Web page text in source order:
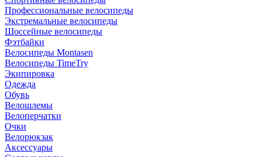
Профессиональные велосипеды
Экстремальные велосипеды
Шоссейные велосипеды
Фэтбайки
Велосипеды Montasen
Велосипеды TimeTry
Экипировка
Одежда
Обувь
Велошлемы
Велоперчатки
Очки
Велорюкзак
Аксессуары